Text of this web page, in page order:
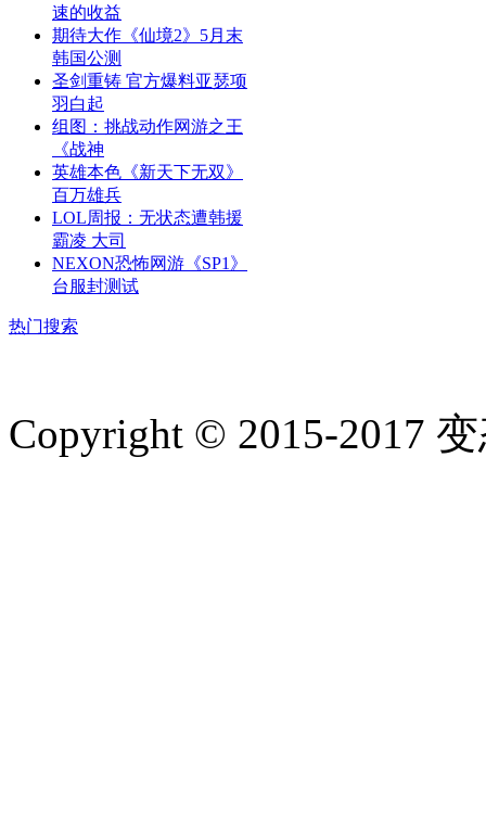
速的收益
期待大作《仙境2》5月末
韩国公测
圣剑重铸 官方爆料亚瑟项
羽白起
组图：挑战动作网游之王
《战神
英雄本色《新天下无双》
百万雄兵
LOL周报：无状态遭韩援
霸凌 大司
NEXON恐怖网游《SP1》
台服封测试
热门搜索
Copyright © 2015-2017